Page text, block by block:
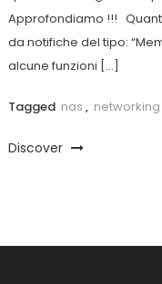
Approfondiamo !!!
da notifiche del tipo:
alcune funzioni […]
Tagged nas , networking
Discover